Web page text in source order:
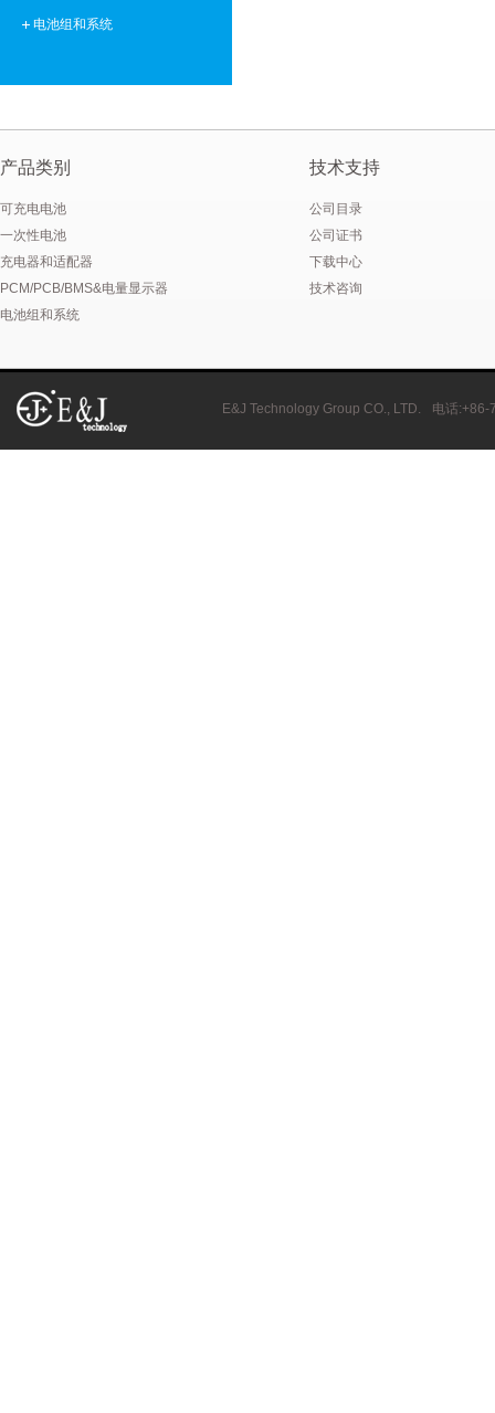
电池组和系统
产品类别
可充电电池
一次性电池
充电器和适配器
PCM/PCB/BMS&电量显示器
电池组和系统
技术支持
公司目录
公司证书
下载中心
技术咨询
E&J Technology Group CO., LTD. 电话:+86-